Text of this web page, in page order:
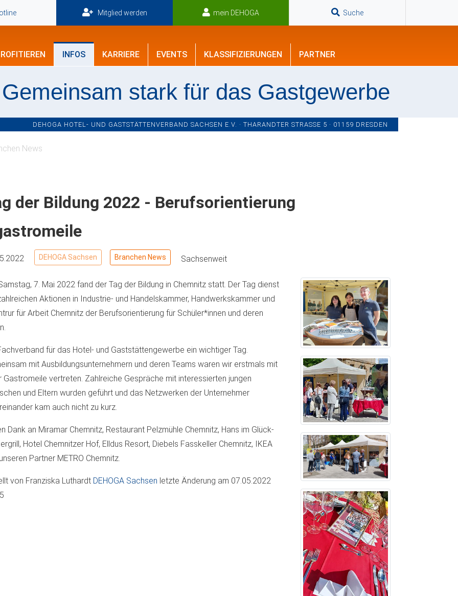
Mitglied werden mein DEHOGA Suche
INFOS KARRIERE EVENTS KLASSIFIZIERUNGEN PARTNER
Gemeinsam stark für das Gastgewerbe
DEHOGA HOTEL- UND GASTSTÄTTENVERBAND SACHSEN E.V. · THARANDTER STRASSE 5 · 01159 DRESDEN
News
der Bildung 2022 - Berufsorientierung
DEHOGA Sachsen Branchen News Sachsenweit
7. Mai 2022 fand der Tag der Bildung in Chemnitz statt. Der Tag dienst
Aktionen in Industrie- und Handelskammer, Handwerkskammer und
für Arbeit Chemnitz der Berufsorientierung für Schüler*innen und deren
für das Hotel- und Gaststättengewerbe ein wichtiger Tag.
mit Ausbildungsunternehmern und deren Teams waren wir erstmals mit
Gastromeile vertreten. Zahlreiche Gespräche mit interessierten jungen
und Eltern wurden geführt und das Netzwerken der Unternehmer
kam auch nicht zu kurz.
Dank an Miramar Chemnitz, Restaurant Pelzmühle Chemnitz, Hans im Glück-
Hotel Chemnitzer Hof, Elldus Resort, Diebels Fasskeller Chemnitz, IKEA
Partner METRO Chemnitz.
von Franziska Luthardt DEHOGA Sachsen letzte Änderung am 07.05.2022